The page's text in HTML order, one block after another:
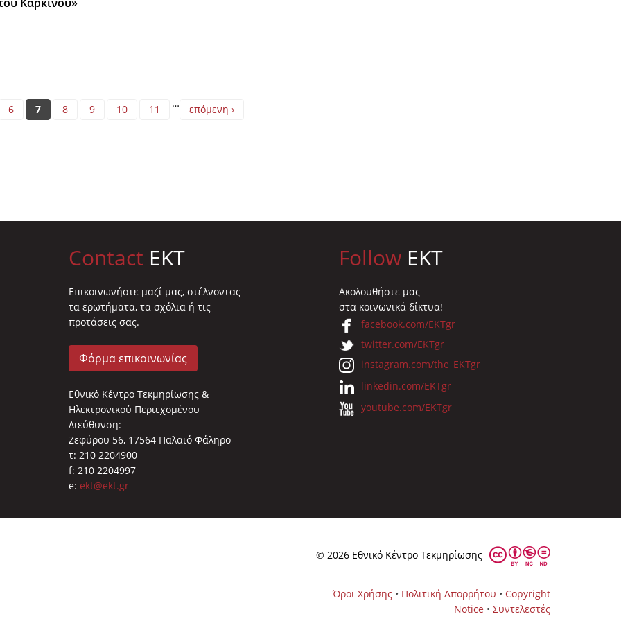
6 7 8 9 10 11 … επόμενη ›
Contact EKT
Επικοινωνήστε μαζί μας, στέλνοντας
τα ερωτήματα, τα σχόλια ή τις
προτάσεις σας.
Φόρμα επικοινωνίας
Εθνικό Κέντρο Τεκμηρίωσης &
Ηλεκτρονικού Περιεχομένου
Διεύθυνση:
Ζεφύρου 56, 17564 Παλαιό Φάληρο
τ: 210 2204900
f: 210 2204997
e: ekt@ekt.gr
Follow EKT
Ακολουθήστε μας
στα κοινωνικά δίκτυα!
facebook.com/EKTgr
twitter.com/EKTgr
instagram.com/the_EKTgr
linkedin.com/EKTgr
youtube.com/EKTgr
© 2026 Eθνικό Κέντρο Τεκμηρίωσης
Όροι Χρήσης • Πολιτική Απορρήτου • Copyright
Notice • Συντελεστές